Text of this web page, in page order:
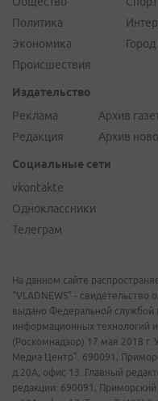
Политика
Экономика
Происшествия
Издательство
Реклама
Редакция
Архив
Архив
Социальные сети
vkontakte
Одноклассники
Телеграм
На данном сайте
"VLADNEWS" -
выдано Федеральной службой
информационных технологий
(Роскомнадзор) 17 мая 2018
Медиа Центр". 690091,
д.20А, офис 13. Главный
редакции: 690091, Приморский